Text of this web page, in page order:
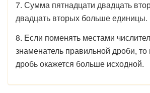
7. Сумма пятнадцати двадцать
двадцать вторых больше единицы.
8. Если поменять местами
знаменатель правильной дроби, то
дробь окажется больше исходной.